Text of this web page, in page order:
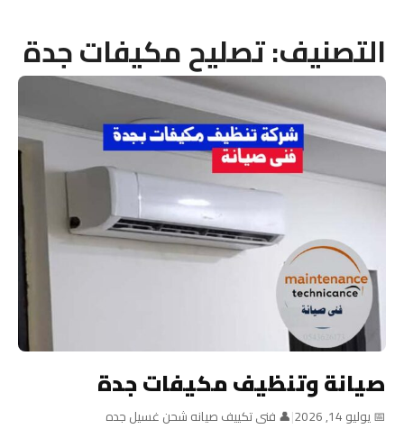
التصنيف:تصليح مكيفات جدة
صيانة وتنظيف مكيفات جدة
📅 يوليو 14, 2026 |👤 فنى تكييف صيانه شحن غسيل جده